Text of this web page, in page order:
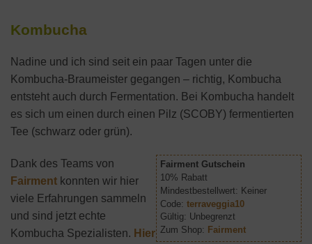
Kombucha
Nadine und ich sind seit ein paar Tagen unter die
Kombucha-Braumeister gegangen – richtig, Kombucha
entsteht auch durch Fermentation. Bei Kombucha handelt
es sich um einen durch einen Pilz (SCOBY) fermentierten
Tee (schwarz oder grün).
Fairment Gutschein
10% Rabatt
Mindestbestellwert: Keiner
Code: terraveggia10
Gültig: Unbegrenzt
Zum Shop: Fairment
Dank des Teams von
Fairment konnten wir hier
viele Erfahrungen sammeln
und sind jetzt echte
Kombucha Spezialisten. Hier